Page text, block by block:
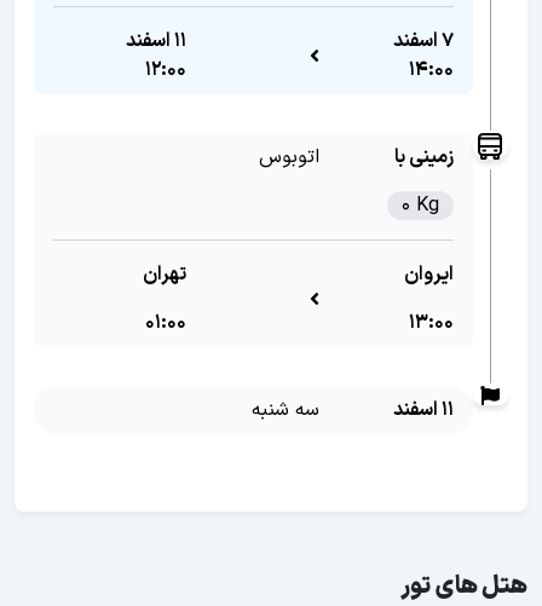
7 اسفند
14:00
11 اسفند
12:00
زمینی با
اتوبوس
0 Kg
ایروان
13:00
تهران
01:00
11 اسفند سه شنبه
هتل های تور